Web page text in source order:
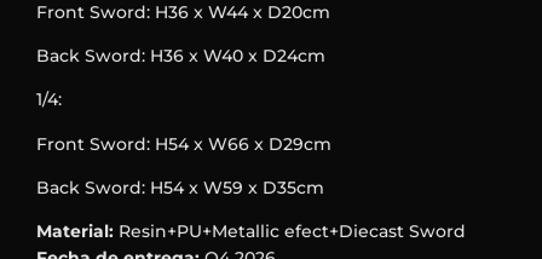
Front Sword: H36 x W44 x D20cm
Back Sword: H36 x W40 x D24cm
1/4:
Front Sword: H54 x W66 x D29cm
Back Sword: H54 x W59 x D35cm
Material: Resin+PU+Metallic efect+Diecast Sword